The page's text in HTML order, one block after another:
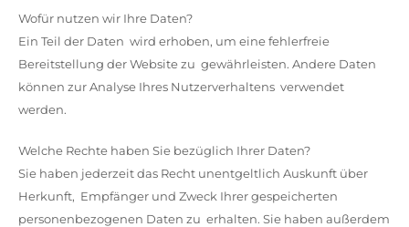
Wofür nutzen wir Ihre Daten?
Ein Teil der Daten wird erhoben, um eine fehlerfreie
Bereitstellung der Website zu gewährleisten. Andere Daten
können zur Analyse Ihres Nutzerverhaltens verwendet
werden.
Welche Rechte haben Sie bezüglich Ihrer Daten?
Sie haben jederzeit das Recht unentgeltlich Auskunft über
Herkunft, Empfänger und Zweck Ihrer gespeicherten
personenbezogenen Daten zu erhalten. Sie haben außerdem